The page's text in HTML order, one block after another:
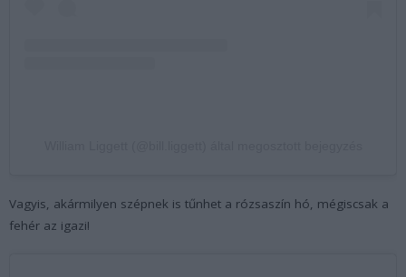
Vagyis, akármilyen szépnek is tűnhet a rózsaszín hó, mégiscsak a
fehér az igazi!